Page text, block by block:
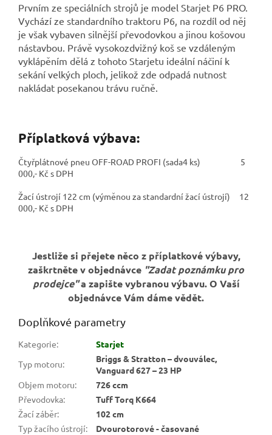
Prvním ze speciálních strojů je model Starjet P6 PRO.
Vychází ze standardního traktoru P6, na rozdíl od něj
je však vybaven silnější převodovkou a jinou košovou
nástavbou. Právě vysokozdvižný koš se vzdáleným
vyklápěním dělá z tohoto Starjetu ideální náčiní k
sekání velkých ploch, jelikož zde odpadá nutnost
nakládat posekanou trávu ručně.
Příplatková výbava:
Čtyřplátnové pneu OFF-ROAD PROFI (sada4 ks) 5
000,- Kč s DPH
Žací ústrojí 122 cm (výměnou za standardní žací ústrojí) 12
000,- Kč s DPH
Jestliže si přejete něco z příplatkové výbavy,
zaškrtněte v objednávce "Zadat poznámku pro
prodejce"a zapište vybranou výbavu. O Vaší
objednávce Vám dáme vědět.
Doplňkové parametry
Kategorie:
Starjet
Typ motoru:
Briggs & Stratton – dvouválec,
Vanguard 627 – 23 HP
Objem motoru:
726 ccm
Převodovka:
Tuff Torq K664
Žací záběr:
102 cm
Typ žacího ústrojí:
Dvourotorové - časované